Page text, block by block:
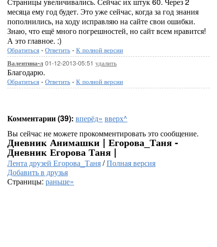
месяца ему год будет. Это уже сейчас, когда за год знания
пополнились, на ходу исправляю на сайте свои ошибки.
Знаю, что ещё много погрешностей, но сайт всем нравится!
А это главное. :)
Обратиться - Ответить - К полной версии
Валентина-л 01-12-2013-05:51 удалить
Благодарю.
Обратиться - Ответить - К полной версии
Комментарии (39): вперёд» вверх^
Вы сейчас не можете прокомментировать это сообщение.
Дневник Анимашки | Егорова_Таня -
Дневник Егорова Таня |
Лента друзей Егорова_Таня/Полная версия
Добавить в друзья
Страницы: раньше»